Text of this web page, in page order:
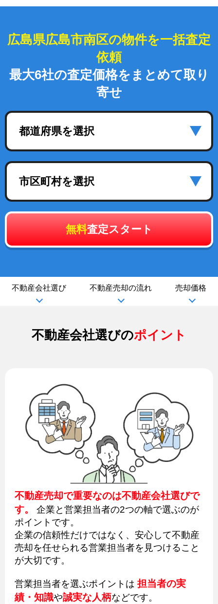
広島県広島市南区の物件を一括査定
依頼
最大6社の査定価格をまとめて取り
寄せ
都道府県を選択
市区町村を選択
無料査定スタート
不動産会社選び 不動産売却の流れ 売却価格
不動産会社選びのポイント
不動産売却で重要なのは不動産会社選びで
す。
企業と営業担当者の2つの軸で選ぶのが
ポイントです。
企業の信頼性だけではなく、安心して不動産
売却を任せられる営業担当者を見つけること
が大切です。
営業担当者を選ぶポイントは 担当者の実
績・知識や誠実な人柄などです。